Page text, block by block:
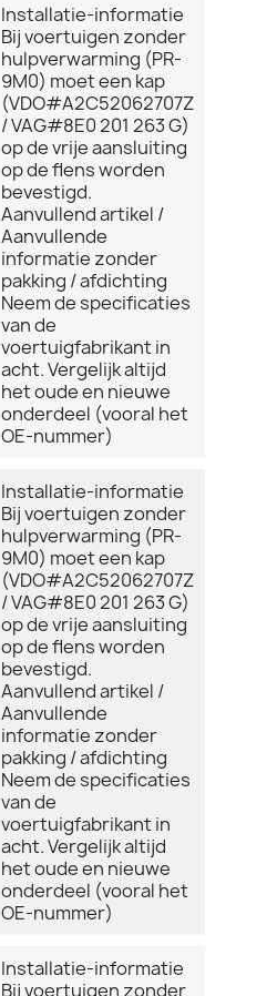
Installatie-informatie
Bij voertuigen zonder
hulpverwarming (PR-
9M0) moet een kap
(VDO#A2C52062707Z
/ VAG#8E0 201 263 G)
op de vrije aansluiting
op de flens worden
bevestigd.
Aanvullend artikel /
Aanvullende
informatie zonder
pakking / afdichting
Neem de specificaties
van de
voertuigfabrikant in
acht. Vergelijk altijd
het oude en nieuwe
onderdeel (vooral het
OE-nummer)
Installatie-informatie
Bij voertuigen zonder
hulpverwarming (PR-
9M0) moet een kap
(VDO#A2C52062707Z
/ VAG#8E0 201 263 G)
op de vrije aansluiting
op de flens worden
bevestigd.
Aanvullend artikel /
Aanvullende
informatie zonder
pakking / afdichting
Neem de specificaties
van de
voertuigfabrikant in
acht. Vergelijk altijd
het oude en nieuwe
onderdeel (vooral het
OE-nummer)
Installatie-informatie
Bij voertuigen zonder